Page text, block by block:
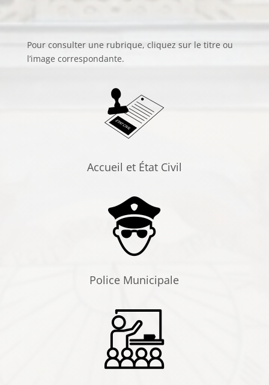
Pour consulter une rubrique, cliquez sur le titre ou
l’image correspondante.
Accueil et État Civil
Police Municipale